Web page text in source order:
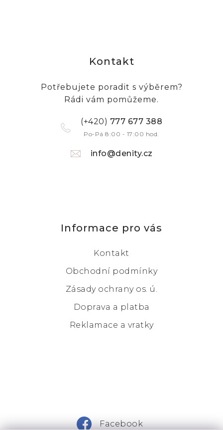
Kontakt
Potřebujete poradit s výběrem?
Rádi vám pomůžeme.
(+420) 777 677 388
Po-Pá 8:00 - 17:00 hod.
info@denity.cz
Informace pro vás
Kontakt
Obchodní podmínky
Zásady ochrany os. ú.
Doprava a platba
Reklamace a vratky
Facebook